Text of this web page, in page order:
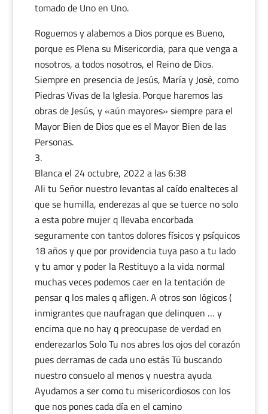
tomado de Uno en Uno.
Roguemos y alabemos a Dios porque es Bueno,
porque es Plena su Misericordia, para que venga a
nosotros, a todos nosotros, el Reino de Dios.
Siempre en presencia de Jesús, María y José, como
Piedras Vivas de la Iglesia. Porque haremos las
obras de Jesús, y «aún mayores» siempre para el
Mayor Bien de Dios que es el Mayor Bien de las
Personas.
Blancael 24 octubre, 2022 a las 6:38
Ali tu Señor nuestro levantas al caído enalteces al
que se humilla, enderezas al que se tuerce no solo
a esta pobre mujer q llevaba encorbada
seguramente con tantos dolores físicos y psíquicos
18 años y que por providencia tuya paso a tu lado
y tu amor y poder la Restituyo a la vida normal
muchas veces podemos caer en la tentación de
pensar q los males q afligen. A otros son lógicos (
inmigrantes que naufragan que delinquen … y
encima que no hay q preocupase de verdad en
enderezarlos Solo Tu nos abres los ojos del corazón
pues derramas de cada uno estás Tú buscando
nuestro consuelo al menos y nuestra ayuda
Ayudamos a ser como tu misericordiosos con los
que nos pones cada día en el camino